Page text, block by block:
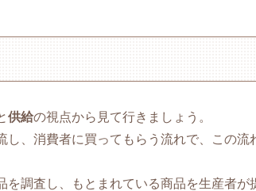
供給の視点から見て行きましょう。
し、消費者に買ってもらう流れで、この流
を調査し、もとまれている商品を生産者が